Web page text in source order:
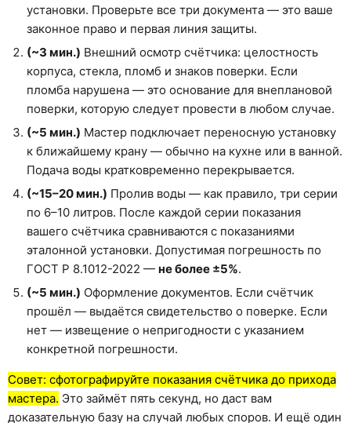
установки. Проверьте все три документа — это ваше
законное право и первая линия защиты.
(~3 мин.) Внешний осмотр счётчика: целостность
корпуса, стекла, пломб и знаков поверки. Если
пломба нарушена — это основание для внеплановой
поверки, которую следует провести в любом случае.
(~5 мин.) Мастер подключает переносную установку
к ближайшему крану — обычно на кухне или в ванной.
Подача воды кратковременно перекрывается.
(~15–20 мин.) Пролив воды — как правило, три серии
по 6–10 литров. После каждой серии показания
вашего счётчика сравниваются с показаниями
эталонной установки. Допустимая погрешность по
ГОСТ Р 8.1012-2022 — не более ±5%.
(~5 мин.) Оформление документов. Если счётчик
прошёл — выдаётся свидетельство о поверке. Если
нет — извещение о непригодности с указанием
конкретной погрешности.
Совет: сфотографируйте показания счётчика до прихода
мастера. Это займёт пять секунд, но даст вам
доказательную базу на случай любых споров. И ещё один